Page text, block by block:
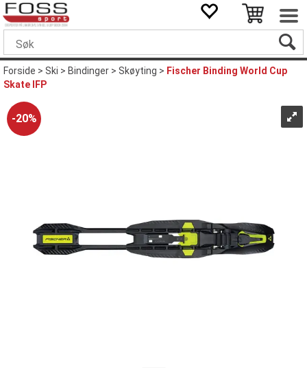
Forside>Ski>Bindinger>Skøyting> Fischer Binding World Cup
Skate IFP
20%